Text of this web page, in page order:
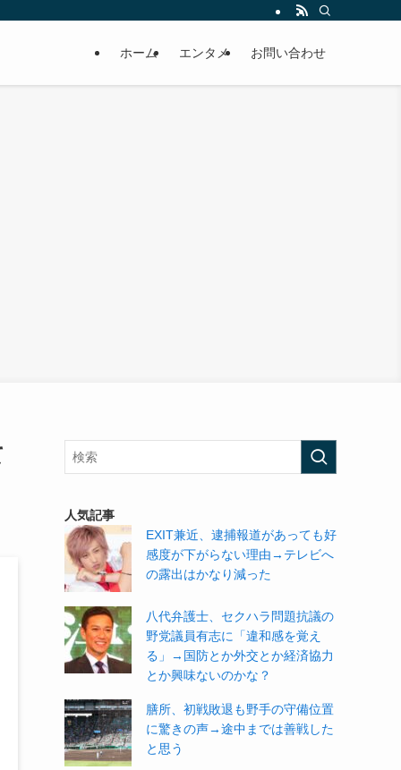
ホーム エンタメ お問い合わせ
人気記事
EXIT兼近、逮捕報道があっても好
感度が下がらない理由→テレビへ
の露出はかなり減った
八代弁護士、セクハラ問題抗議の
野党議員有志に「違和感を覚え
る」→国防とか外交とか経済協力
とか興味ないのかな？
膳所、初戦敗退も野手の守備位置
に驚きの声→途中までは善戦した
と思う